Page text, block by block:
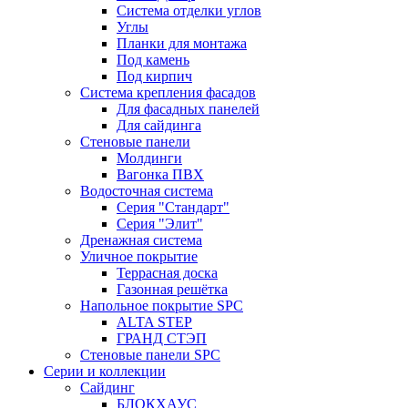
Система отделки углов
Углы
Планки для монтажа
Под камень
Под кирпич
Система крепления фасадов
Для фасадных панелей
Для сайдинга
Стеновые панели
Молдинги
Вагонка ПВХ
Водосточная система
Серия "Стандарт"
Серия "Элит"
Дренажная система
Уличное покрытие
Террасная доска
Газонная решётка
Напольное покрытие SPC
ALTA STEP
ГРАНД СТЭП
Стеновые панели SPC
Серии и коллекции
Сайдинг
БЛОКХАУС